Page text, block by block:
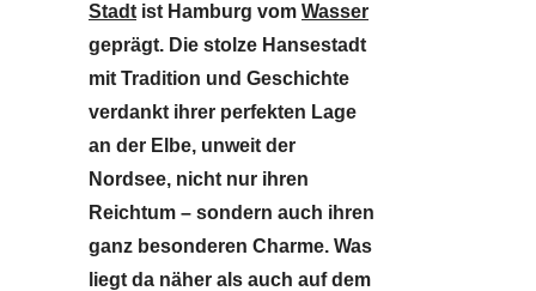
Stadt ist Hamburg vom Wasser
geprägt. Die stolze Hansestadt
mit Tradition und Geschichte
verdankt ihrer perfekten Lage
an der Elbe, unweit der
Nordsee, nicht nur ihren
Reichtum – sondern auch ihren
ganz besonderen Charme. Was
liegt da näher als auch auf dem